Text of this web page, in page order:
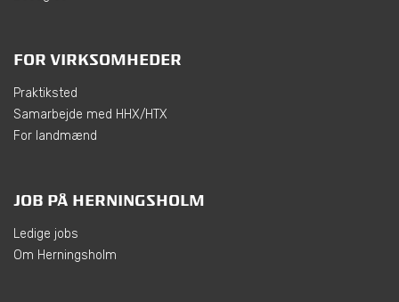
FOR VIRKSOMHEDER
Praktiksted
Samarbejde med HHX/HTX
For landmænd
JOB PÅ HERNINGSHOLM
Ledige jobs
Om Herningsholm